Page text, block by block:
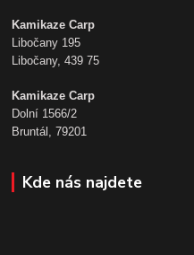
Kamikaze Carp
Libočany 195
Libočany, 439 75
Kamikaze Carp
Dolní 1566/2
Bruntál, 79201
Kde nás najdete